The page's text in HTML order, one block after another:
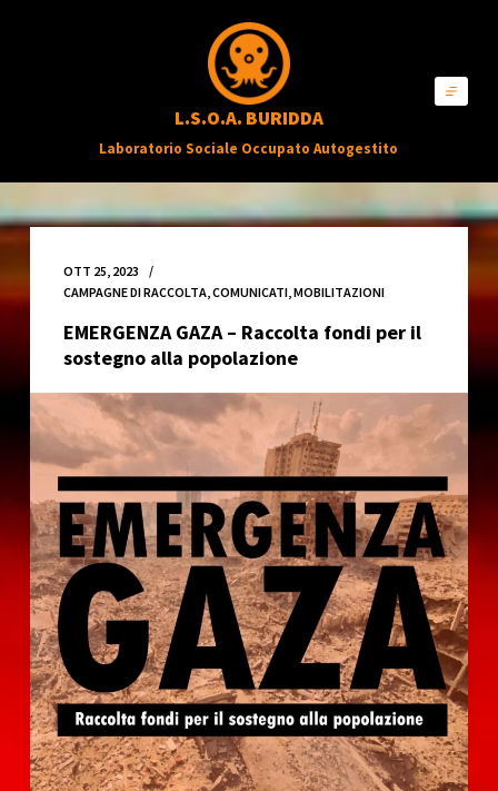
a
l
o
L.S.O.A. BURIDDA
Laboratorio Sociale Occupato Autogestito
OTT 25, 2023
CAMPAGNE DI RACCOLTA,COMUNICATI,MOBILITAZIONI
EMERGENZA GAZA – Raccolta fondi per il
sostegno alla popolazione